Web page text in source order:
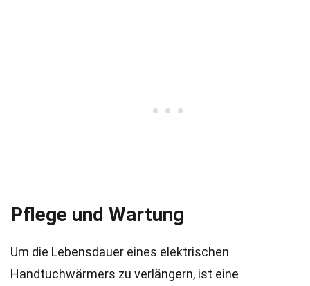
Pflege und Wartung
Um die Lebensdauer eines elektrischen
Handtuchwärmers zu verlängern, ist eine